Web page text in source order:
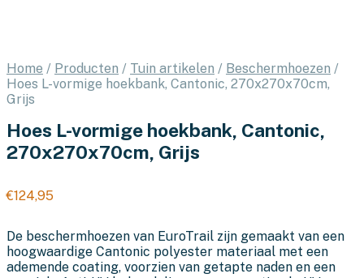
Home / Producten / Tuin artikelen / Beschermhoezen /
Hoes L-vormige hoekbank, Cantonic, 270x270x70cm,
Grijs
Hoes L-vormige hoekbank, Cantonic,
270x270x70cm, Grijs
€124,95
De beschermhoezen van EuroTrail zijn gemaakt van een
hoogwaardige Cantonic polyester materiaal met een
ademende coating, voorzien van getapte naden en een